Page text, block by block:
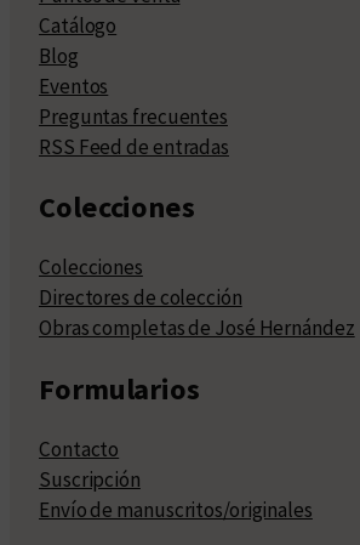
Catálogo
Blog
Eventos
Preguntas frecuentes
RSS Feed de entradas
Colecciones
Colecciones
Directores de colección
Obras completas de José Hernández
Formularios
Contacto
Suscripción
Envío de manuscritos/originales